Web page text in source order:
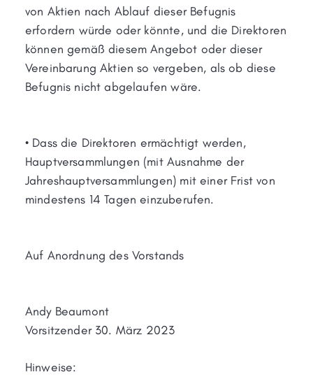
von Aktien nach Ablauf dieser Befugnis
erfordern würde oder könnte, und die Direktoren
können gemäß diesem Angebot oder dieser
Vereinbarung Aktien so vergeben, als ob diese
Befugnis nicht abgelaufen wäre.
• Dass die Direktoren ermächtigt werden,
Hauptversammlungen (mit Ausnahme der
Jahreshauptversammlungen) mit einer Frist von
mindestens 14 Tagen einzuberufen.
Auf Anordnung des Vorstands
Andy Beaumont
Vorsitzender 30. März 2023
Hinweise: